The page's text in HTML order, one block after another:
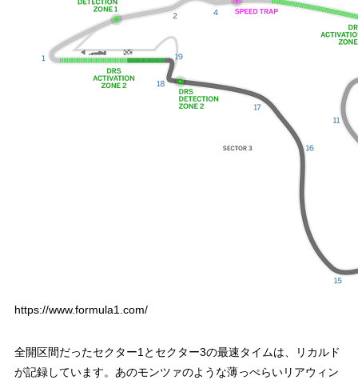
https://www.formula1.com/
全開区間だったセクター1とセクター3の最速タイムは、リカルド
が記録しています。あのモンツァのような薄っぺらいリアウィン